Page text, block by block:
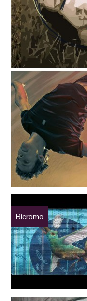
Bicromo